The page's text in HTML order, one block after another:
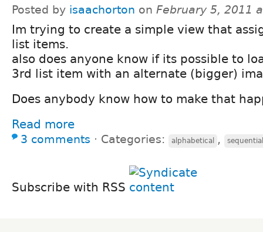
Posted by isaachorton on February 5, 2011
Im trying to create a simple view that
list items.
also does anyone know if its possible to
3rd list item with an alternate (bigger)
Does anybody know how to make that
Read more
3 comments ⋅ Categories: alphabetical , sequential
Subscribe with RSS